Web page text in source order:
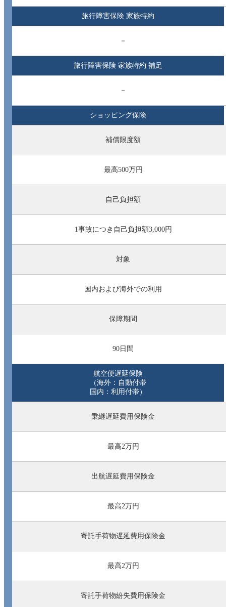
旅行障害保険 家族特約
－
旅行障害保険 家族特約 補足
－
ショッピング保険
補償限度額
最高500万円
自己負担額
1事故につき自己負担額3,000円
対象
国内および海外での利用
保障期間
90日間
航空便遅延保険
（海外：自動付帯
国内：利用付帯）
乗継遅延費用保険金
最高2万円
出航遅延費用保険金
最高2万円
寄託手荷物遅延費用保険金
最高2万円
寄託手荷物紛失費用保険金